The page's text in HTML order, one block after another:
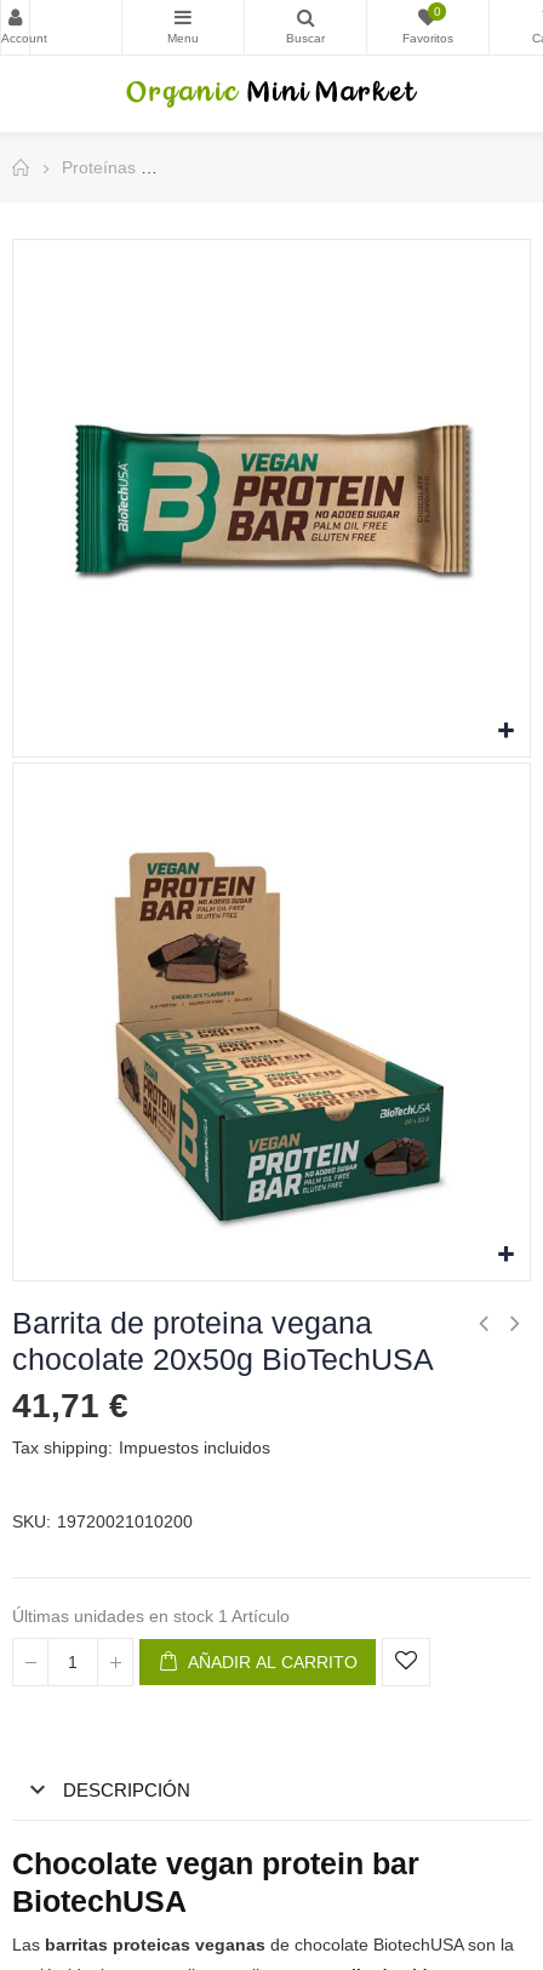
0
Proteínas
Barrita de proteina vegana
chocolate 20x50g BioTechUSA
41,71 €
Tax shipping Impuestos incluidos
SKU 19720021010200
Últimas unidades en stock 1 Artículo
AÑADIR AL CARRITO
DESCRIPCIÓN
Chocolate vegan protein bar
BiotechUSA
Las barritas proteicas veganas de chocolate BiotechUSA son la